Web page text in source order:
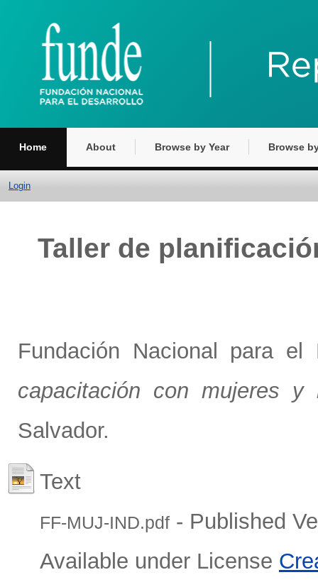
Home About Browse by Year Browse
Login
Taller de
Fundación Nacional para el
capacitación con mujeres y
Salvador.
Text
FF-MUJ-IND.pdf - Published
Available under License